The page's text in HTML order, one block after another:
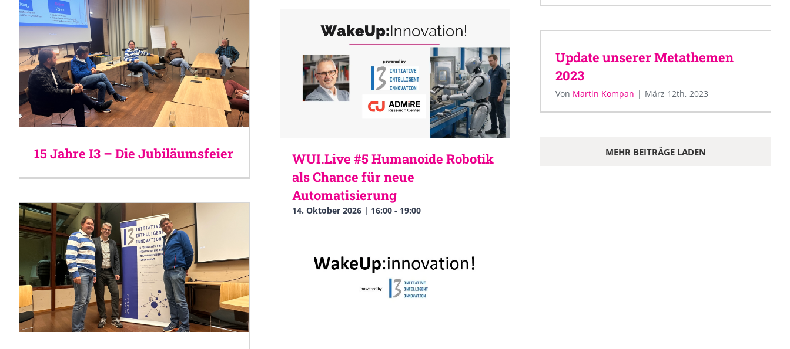
15 Jahre I3 – Die Jubiläumsfeier
WUI.Live #5 Humanoide Robotik
als Chance für neue
Automatisierung
14. Oktober 2026 | 16:00- 19:00
Update unserer Metathemen
2023
Von Martin Kompan | März 12th, 2023
MEHR BEITRÄGE LADEN